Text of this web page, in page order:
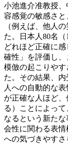
小池進介准教授
容感覚の敏感さ
（例えば、他人
た。日本人80名
どれほど正確に
確性」を評価し
模倣の起こりや
た。その結果、
人への自動的な
が正確な人ほど
る）ことによっ
なるという新た
会性に関わる表
への気づきやす